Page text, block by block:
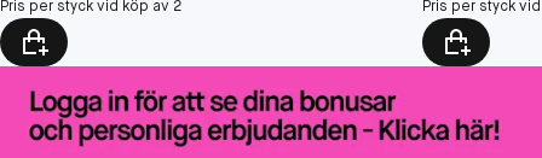
Pris per styck vid köp av 2 Pris per styck